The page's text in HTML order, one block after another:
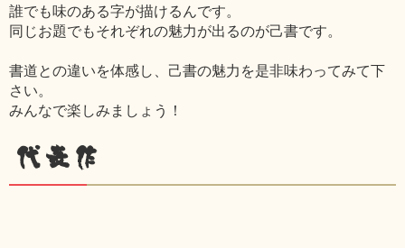
誰でも味のある字が描けるんです。
同じお題でもそれぞれの魅力が出るのが己書です。
書道との違いを体感し、己書の魅力を是非味わってみて下
さい。
みんなで楽しみましょう！
代表作